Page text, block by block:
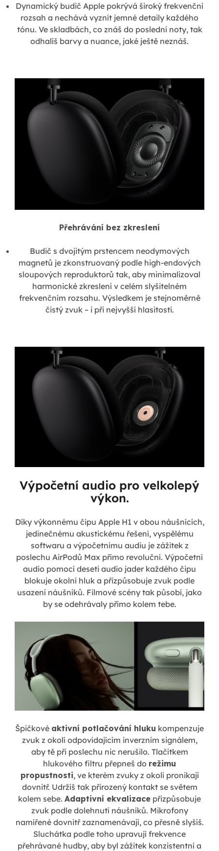
Dynamický budič Apple pokrývá široký frekvenční
rozsah a nechává vyznít jemné detaily každého
tónu. Ve skladbách, co znáš do poslední noty, tak
odhalíš barvy a nuance, jaké ještě neznáš.
Přehrávání bez zkreslení
Budič s dvojitým prstencem neodymových
magnetů je zkonstruovaný podle high-endových
sloupových reproduktorů tak, aby minimalizoval
harmonické zkreslení v celém slyšitelném
frekvenčním rozsahu. Výsledkem je stejnoměrně
čistý zvuk – i při nejvyšší hlasitosti.
Výpočetní audio pro velkolepý
výkon.
Díky výkonnému čipu Apple H1 v obou náušnících,
jedinečnému akustickému řešení, vyspělému
softwaru a výpočetnímu audiu je zážitek z
poslechu AirPodů Max přímo revoluční. Výpočetní
audio pomocí deseti audio jader každého čipu
blokuje okolní hluk a přizpůsobuje zvuk podle
usazení náušníků. Filmové scény tak působí, jako
by se odehrávaly přímo kolem tebe.
Špičkové aktivní potlačování hluku kompenzuje
zvuk z okolí odpovídajícím inverzním signálem,
aby tě při poslechu nic nerušilo. Tlačítkem
hlukového filtru přepneš do režimu
propustnosti, ve kterém zvuky z okolí pronikají
dovnitř. Udržíš tak přirozený kontakt se světem
kolem sebe. Adaptivní ekvalizace přizpůsobuje
zvuk podle dolehnutí náušníků. Mikrofony
namířené dovnitř zaznamenávají, co přesně slyšíš.
Sluchátka podle toho upravují frekvence
přehrávané hudby, aby byl zážitek konzistentní a